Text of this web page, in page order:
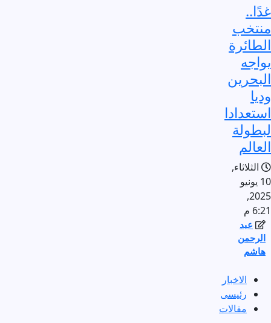
غدًا..
منتخب
الطائرة
يواجه
البحرين
وديا
استعدادا
لبطولة
العالم
الثلاثاء,
10 يونيو
2025,
6:21 م
عبد
الرحمن
هاشم
الاخبار
رئيسى
مقالات